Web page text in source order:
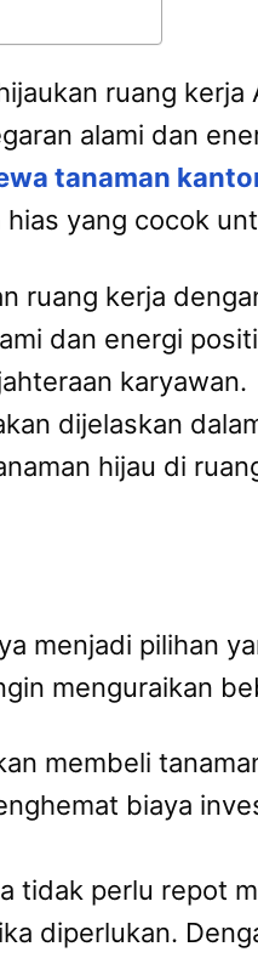
ruang
alami dan
tanaman
yang cocok
ruang kerja
dan energi
karyawan.
dijelaskan
hijau di
menjadi pilihan
menguraikan
membeli
biaya
tidak perlu repot
diperlukan.